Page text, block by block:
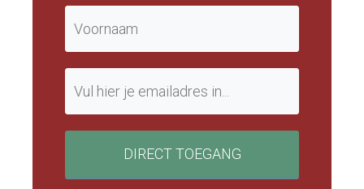
DIRECT TOEGANG